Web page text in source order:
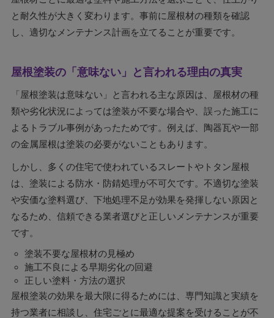
と耐久性が大きく変わります。事前に屋根材の種類を確認
し、適切なメンテナンス計画を立てることが重要です。
屋根塗装の「意味ない」と言われる理由の真実
「屋根塗装は意味ない」と言われる主な原因は、屋根材の種
類や劣化状況によっては塗装が不要な場合や、誤った施工に
よるトラブル事例があったためです。例えば、陶器瓦や一部
の金属屋根は塗装の必要がないこともあります。
しかし、多くの住宅で使われているスレートやトタン屋根
は、塗装による防水・防錆処理が不可欠です。不適切な塗装
や安価な塗料選び、下地処理不足が効果を発揮しない原因と
なるため、信頼できる業者選びと正しいメンテナンスが重要
です。
塗装不要な屋根材の見極め
施工不良による早期劣化の回避
正しい塗料・方法の選択
屋根塗装の効果を最大限に得るためには、専門知識と実績を
持つ業者に相談し、住宅ごとに最適な提案を受けることが不